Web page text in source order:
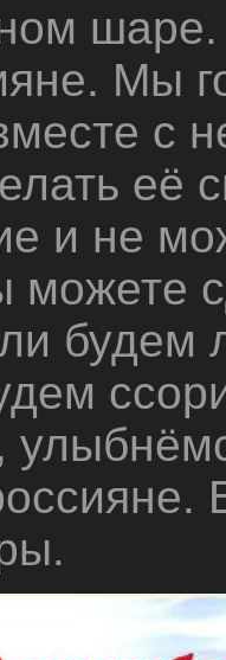
Мы
с
её
и не
можете
будем